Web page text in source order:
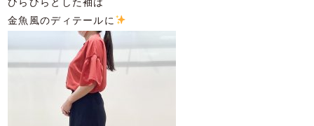
ひらひらとした袖は
金魚風のディテールに